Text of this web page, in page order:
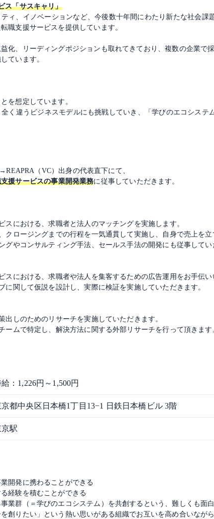
ス「サスキャリ」
ィ、イノベーションなど、今後数十年間にわたり新たな社会課
職支援サービスを提供しています。
化、リーディングポジションも取れてきており、複数の企業で
ています。
を想定しています。
全く違うビジネスモデルにも挑戦していき、「学びのエコシステ
（VC）出身の代表直下にて、
援サービスの事業開発業務に従事していただきます。
における、求職者と法人のマッチングを実施します。
クロージングまでの行程を一気通貫して実施し、自身で売上を立
グやコンサルティング手法、セールス手法の開発にも従事してい
スにおける、求職者や法人を集客するための広告運用をお手伝い
関して仮説を設計し、実際に検証を実施していただきます。
しのためのリサーチを実施していただきます。
ームで特定し、解決方法に関する外部リサーチを行って頂きます
給：1,226円～1,500円
京都中央区日本橋1丁目13−1 ⽇鉄⽇本橋ビル 3階
駅
開発に携わることができる
経験を積むことができる
業群（＝学びのエコシステム）を共創するという、難しくも面
創りたい」という熱い思いがある組織でお互いを高め合いなが